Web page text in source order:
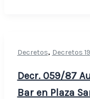
Decretos, Decretos
Decr. 059/87
Bar en Plaza